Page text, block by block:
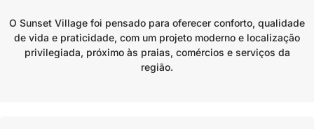
O Sunset Village foi pensado para oferecer conforto, qualidade
de vida e praticidade, com um projeto moderno e localização
privilegiada, próximo às praias, comércios e serviços da
região.